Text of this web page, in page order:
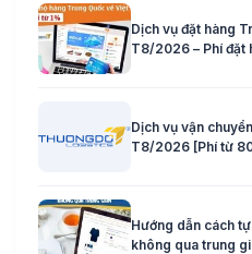
Dịch vụ đặt hàng
T8/2026 – Phí đặt
Dịch vụ vận
T8/2026 [Phí từ
Hướng dẫn cách
không qua trung